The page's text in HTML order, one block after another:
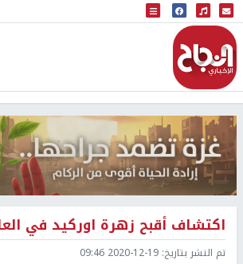
البث المباشر
إذاعة النجاح
اكتشاف أقبح زهرة اوركيد في
تم النشر بتاريخ: 2020-12-19 09:46